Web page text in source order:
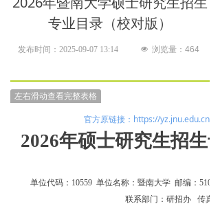
发布时间： 2025-09-07 13:14
左右滑动查看完整表格
官方原链接：https://yz.jnu.edu.cn/
2026年硕士研究生招生
单位代码：10559 单位名称：暨南大学 邮编：510632
联系部门：研招办
传真
专业目录（校对版）
넶 浏览量： 464